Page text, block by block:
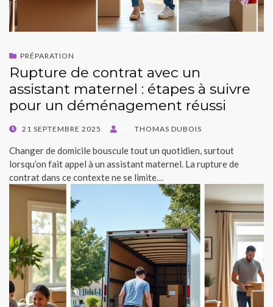
PRÉPARATION
Rupture de contrat avec un
assistant maternel : étapes à suivre
pour un déménagement réussi
POSTED
21 SEPTEMBRE 2025 THOMAS DUBOIS
Changer de domicile bouscule tout un quotidien, surtout
lorsqu’on fait appel à un assistant maternel. La rupture de
contrat dans ce contexte ne se limite…